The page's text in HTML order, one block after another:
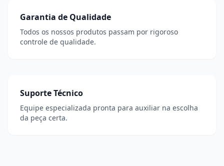
Garantia de Qualidade
Todos os nossos produtos passam por rigoroso
controle de qualidade.
Suporte Técnico
Equipe especializada pronta para auxiliar na escolha
da peça certa.